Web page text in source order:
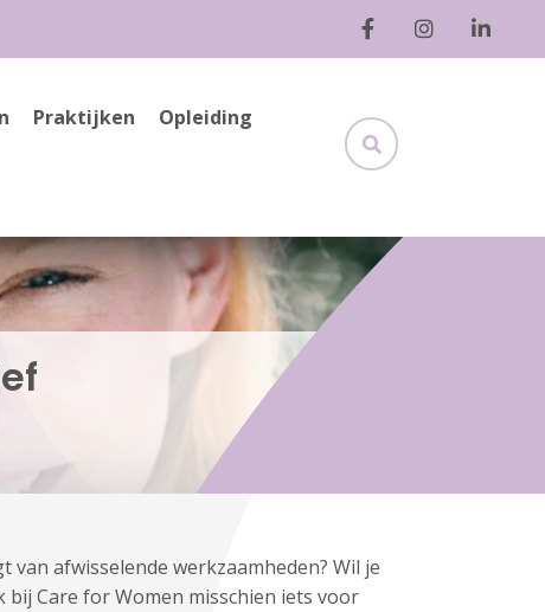
Praktijken Opleiding
afwisselende werkzaamheden? Wil je
Care for Women misschien iets voor